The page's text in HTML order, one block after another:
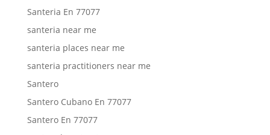
Santeria En 77077
santeria near me
santeria places near me
santeria practitioners near me
Santero
Santero Cubano En 77077
Santero En 77077